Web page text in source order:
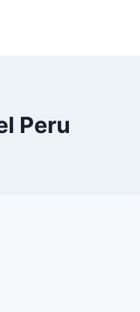
Peru